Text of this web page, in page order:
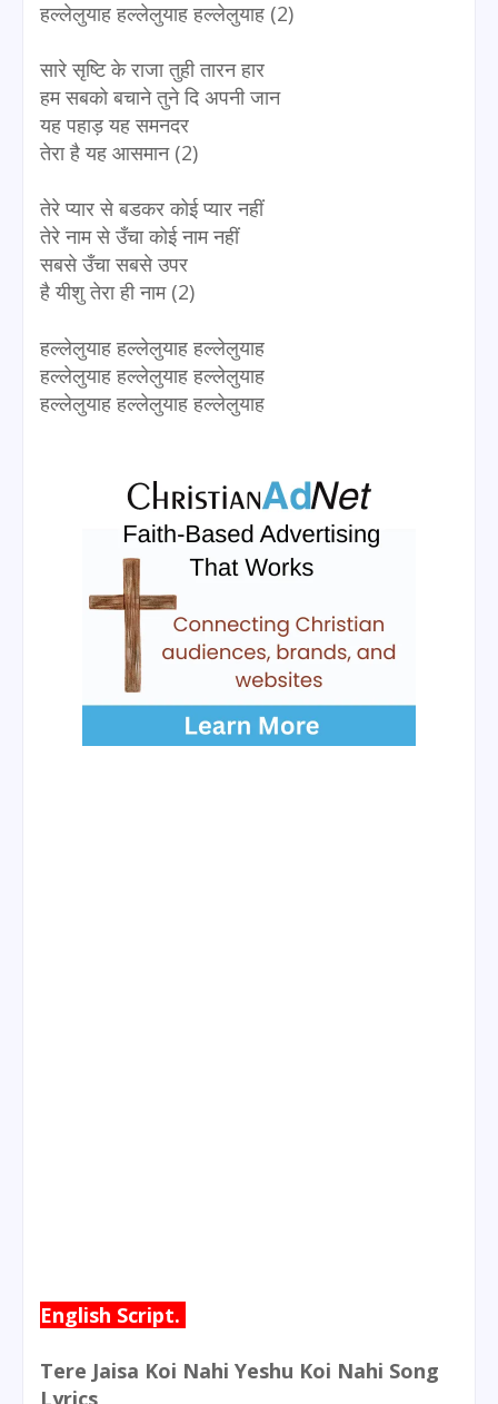
हल्लेलुयाह हल्लेलुयाह हल्लेलुयाह (2)
सारे सृष्टि के राजा तुही तारन हार
हम सबको बचाने तुने दि अपनी जान
यह पहाड़ यह समनदर
तेरा है यह आसमान (2)
तेरे प्यार से बडकर कोई प्यार नहीं
तेरे नाम से उँचा कोई नाम नहीं
सबसे उँचा सबसे उपर
है यीशु तेरा ही नाम (2)
हल्लेलुयाह हल्लेलुयाह हल्लेलुयाह
हल्लेलुयाह हल्लेलुयाह हल्लेलुयाह
हल्लेलुयाह हल्लेलुयाह हल्लेलुयाह
English Script.
Tere Jaisa Koi Nahi Yeshu Koi Nahi Song
Lyrics